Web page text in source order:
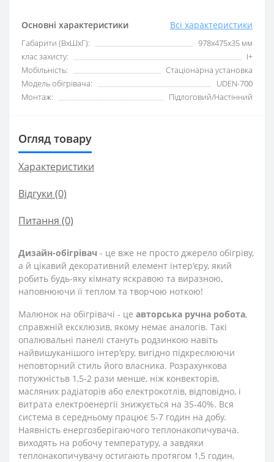
Основні характеристики Всі характеристики
Габарити (ВхШхГ):
978х475х35 мм
клас захисту:
I+
Мобільність:
Стаціонарна установка
Модель обігрівача:
UDEN-700
Монтаж:
Підлоговий/Настінний
Огляд товару
Характеристики
Відгуки (0)
Питання (0)
Дизайн-обігрівач - це вже не просто джерело обігріву,
а й цікавий декоративний елемент інтер'єру, який
робить будь-яку кімнату яскравою та виразною,
наповнюючи її теплом та творчою ноткою!
Малюнок на обігрівачі - це авторська ручна робота,
справжній ексклюзив, якому немає аналогів. Такі
опалювальні панелі стануть родзинкою навіть
найвишуканішого інтер'єру, вигідно підкреслюючи
неповторний стиль його власника. Розрахункова
потужністьв 1,5-2 рази менше, ніж конвекторів,
масляних радіаторів або електрокотлів, відповідно, і
витрата електроенергії знижується на 35-40%. Вся
система в середньому працює 5-7 годин на добу.
Наявність енергозберігаючого теплонакопичувача.
виходять на робочу температуру, а завдяки
теплонакопичувачу остигають протягом 1,5 годин,